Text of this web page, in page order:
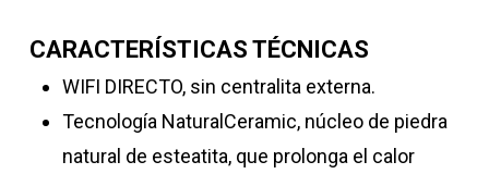
CARACTERÍSTICAS TÉCNICAS
WIFI DIRECTO, sin centralita externa.
Tecnología NaturalCeramic, núcleo de piedra
natural de esteatita, que prolonga el calor